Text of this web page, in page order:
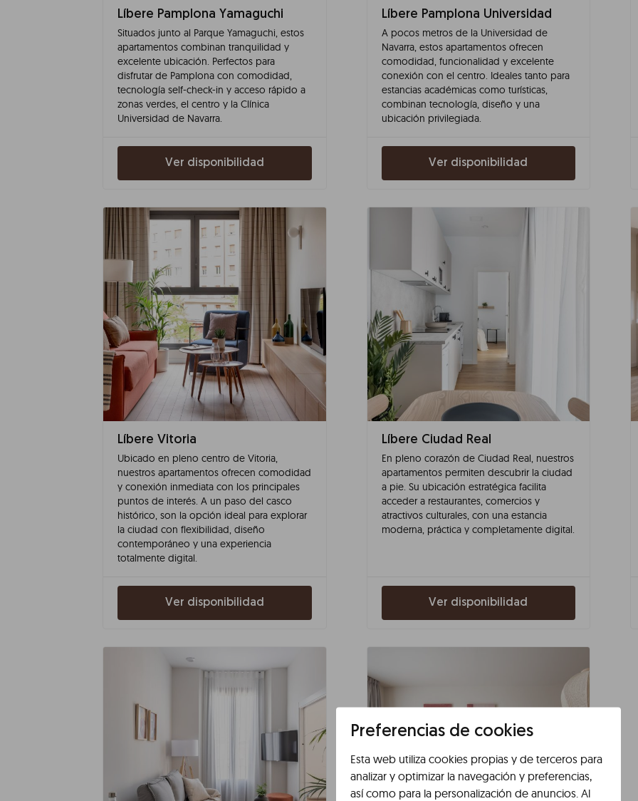
Líbere Pamplona Yamaguchi
Situados junto al Parque Yamaguchi, estos
apartamentos combinan tranquilidad y
excelente ubicación. Perfectos para
disfrutar de Pamplona con comodidad,
tecnología self-check-in y acceso rápido a
zonas verdes, el centro y la Clínica
Universidad de Navarra.
Ver disponibilidad
Líbere Pamplona Universidad
A pocos metros de la Universidad de
Navarra, estos apartamentos ofrecen
comodidad, funcionalidad y excelente
conexión con el centro. Ideales tanto para
estancias académicas como turísticas,
combinan tecnología, diseño y una
ubicación privilegiada.
Ver disponibilidad
Líbere Vitoria
Ubicado en pleno centro de Vitoria,
nuestros apartamentos ofrecen comodidad
y conexión inmediata con los principales
puntos de interés. A un paso del casco
histórico, son la opción ideal para explorar
la ciudad con flexibilidad, diseño
contemporáneo y una experiencia
totalmente digital.
Ver disponibilidad
Líbere Ciudad Real
En pleno corazón de Ciudad Real, nuestros
apartamentos permiten descubrir la ciudad
a pie. Su ubicación estratégica facilita
acceder a restaurantes, comercios y
atractivos culturales, con una estancia
moderna, práctica y completamente digital.
Ver disponibilidad
Preferencias de cookies
Esta web utiliza cookies propias y de terceros para
analizar y optimizar la navegación y preferencias,
así como para la personalización de anuncios. Al